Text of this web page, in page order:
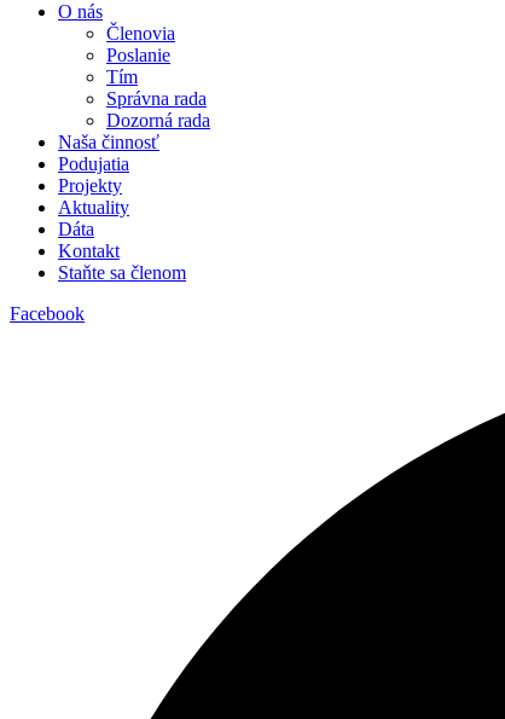
O nás
Členovia
Poslanie
Tím
Správna rada
Dozorná rada
Naša činnosť
Podujatia
Projekty
Aktuality
Dáta
Kontakt
Staňte sa členom
Facebook